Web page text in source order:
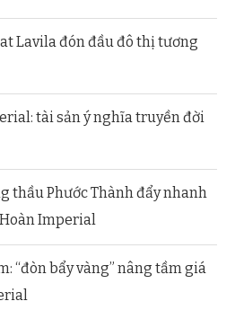
Lavila đón đầu đô thị tương
tài sản ý nghĩa truyền đời
thầu Phước Thành đẩy nhanh
Imperial
“đòn bẩy vàng” nâng tầm giá